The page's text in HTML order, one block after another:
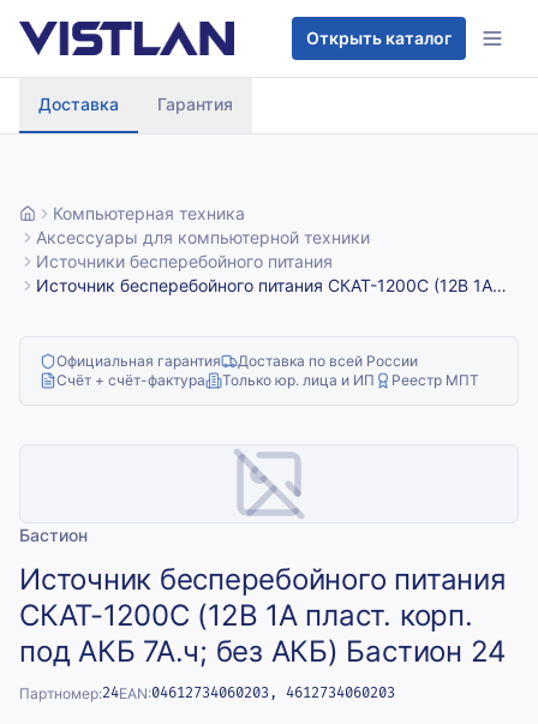
Открыть каталог
Доставка Гарантия
Компьютерная техника
Аксессуары для компьютерной техники
Источники бесперебойного питания
Источник бесперебойного питания СКАТ-1200С (12В 1А
Официальная гарантия
Доставка по всей России
Счёт + счёт-фактура
Только юр. лица и ИП Реестр МПТ
Бастион
Источник бесперебойного питания
СКАТ-1200С (12В 1А пласт. корп.
под АКБ 7А.ч; без АКБ) Бастион 24
Партномер:24EAN:04612734060203, 4612734060203